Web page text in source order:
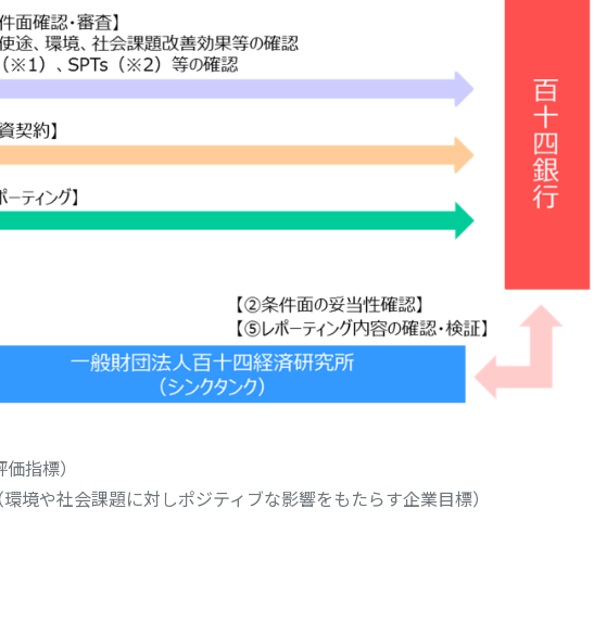
指標）
や社会課題に対しポジティブな影響をもたらす企業目標）